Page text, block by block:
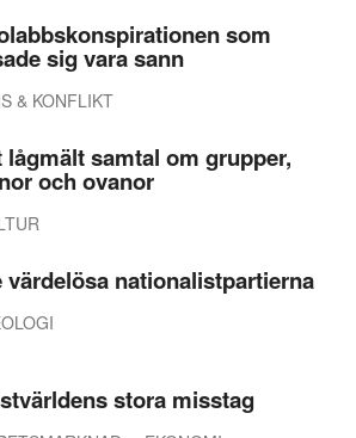
som
sig vara sann
& KONFLIKT
lågmält samtal om grupper,
och ovanor
värdelösa nationalistpartierna
stora misstag